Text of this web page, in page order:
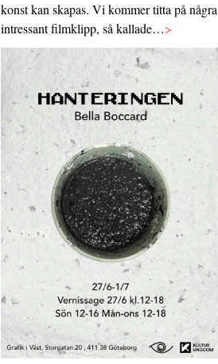
konst kan skapas. Vi kommer titta på några
intressant filmklipp, så kallade…>